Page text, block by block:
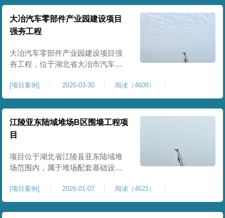
围为新能源配套产业园核心建设地
块。项目场地为园区新建建设用
地，原始场地土质松散、土层固结
不均匀、孔隙较大、地基承载力偏
弱。新能源产业园厂房及配套设施
对
大冶汽车零部件产业园建设项目
强夯工程
大冶汽车零部件产业园建设项目强
夯工程，位于湖北省大冶市汽车零
业厂房、生产车间及配套附属设施
建设的前置基础性地基处理工程。
项目场地为园区新建工业建设用
地，原始场地土层松散、土质均匀
性较差、土体固结度不足，天然地
基承载力偏低。汽车零部件生产厂
房对地基平整度、整体刚度、沉降
控
[项目案例] 2026-03-30 阅读（4608）
江陵亚东陆域堆场B区围墙工程项
目
项目位于湖北省江陵县亚东陆域堆
场范围内，属于堆场配套基础设施
墙及附属设施建设，是保障场区边
界围护结构稳定、提升场地整体建
设标准的前置关键工程，本项目强
[项目案例] 2026-01-07 阅读（4621）